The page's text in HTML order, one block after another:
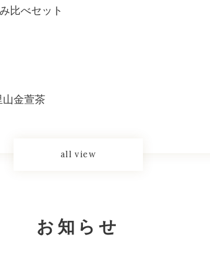
比べセット
山金萱茶
all view
お知らせ